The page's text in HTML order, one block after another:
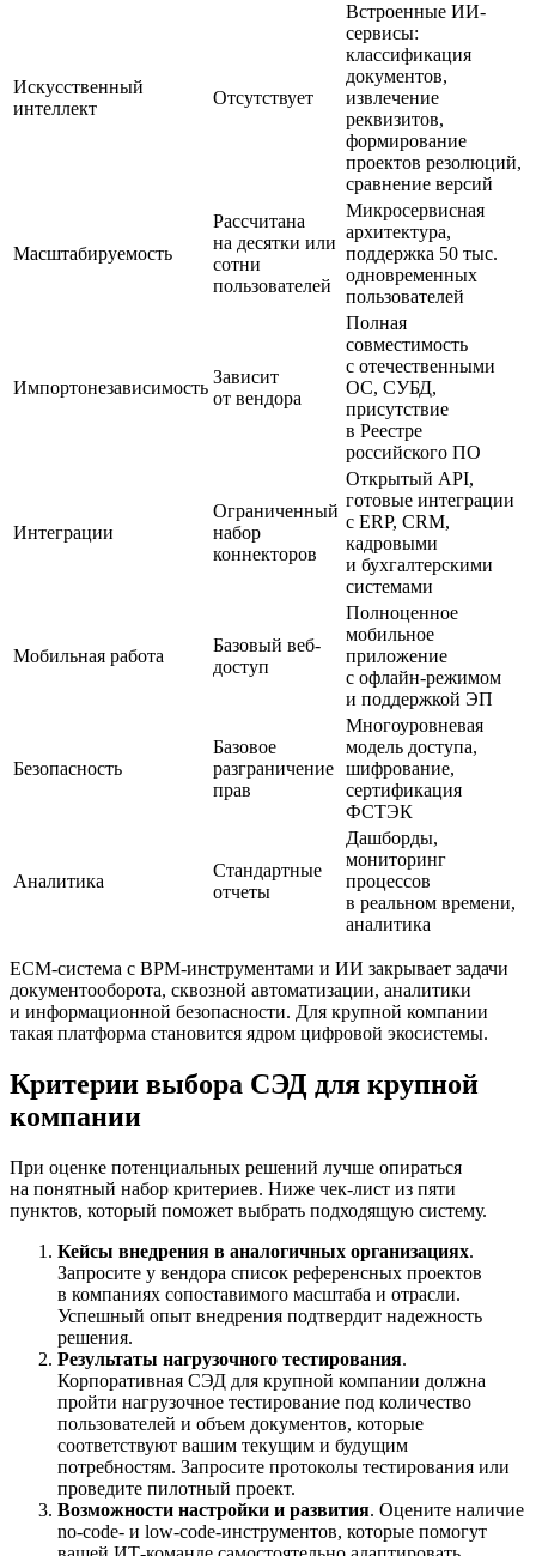
Искусственный
интеллект
Отсутствует
Встроенные ИИ-
сервисы:
классификация
документов,
извлечение
реквизитов,
формирование
проектов резолюций,
сравнение версий
Масштабируемость
Рассчитана
на десятки или
сотни
пользователей
Микросервисная
архитектура,
поддержка 50 тыс.
одновременных
пользователей
Импортонезависимость
Зависит
от вендора
Полная
совместимость
с отечественными
ОС, СУБД,
присутствие
в Реестре
российского ПО
Интеграции
Ограниченный
набор
коннекторов
Открытый API,
готовые интеграции
с ERP, CRM,
кадровыми
и бухгалтерскими
системами
Мобильная работа
Базовый веб-
доступ
Полноценное
мобильное
приложение
с офлайн-режимом
и поддержкой ЭП
Безопасность
Базовое
разграничение
прав
Многоуровневая
модель доступа,
шифрование,
сертификация
ФСТЭК
Аналитика
Стандартные
отчеты
Дашборды,
мониторинг
процессов
в реальном времени,
аналитика
ECM-система с BPM-инструментами и ИИ закрывает задачи
документооборота, сквозной автоматизации, аналитики
и информационной безопасности. Для крупной компании
такая платформа становится ядром цифровой экосистемы.
Критерии выбора СЭД для крупной
компании
При оценке потенциальных решений лучше опираться
на понятный набор критериев. Ниже чек-лист из пяти
пунктов, который поможет выбрать подходящую систему.
Кейсы внедрения в аналогичных организациях.
Запросите у вендора список референсных проектов
в компаниях сопоставимого масштаба и отрасли.
Успешный опыт внедрения подтвердит надежность
решения.
Результаты нагрузочного тестирования.
Корпоративная СЭД для крупной компании должна
пройти нагрузочное тестирование под количество
пользователей и объем документов, которые
соответствуют вашим текущим и будущим
потребностям. Запросите протоколы тестирования или
проведите пилотный проект.
Возможности настройки и развития. Оцените наличие
no-code- и low-code-инструментов, которые помогут